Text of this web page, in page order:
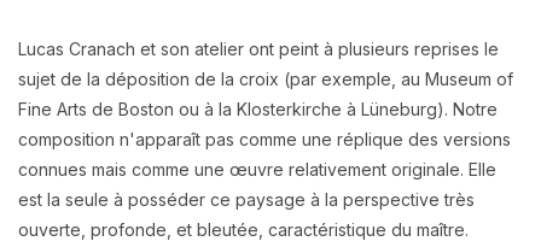
Lucas Cranach et son atelier ont peint à plusieurs reprises le
sujet de la déposition de la croix (par exemple, au Museum of
Fine Arts de Boston ou à la Klosterkirche à Lüneburg). Notre
composition n'apparaît pas comme une réplique des versions
connues mais comme une œuvre relativement originale. Elle
est la seule à posséder ce paysage à la perspective très
ouverte, profonde, et bleutée, caractéristique du maître.